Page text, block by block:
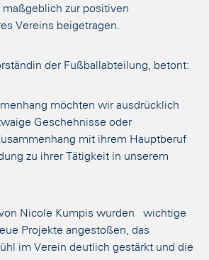
zur positiven
Vereins beigetragen.
der Fußballabteilung, betont:
möchten wir ausdrücklich
Geschehnisse oder
mit ihrem Hauptberuf
zu ihrer Tätigkeit in unserem
Nicole Kumpis wurden wichtige
Projekte angestoßen, das
im Verein deutlich gestärkt und die